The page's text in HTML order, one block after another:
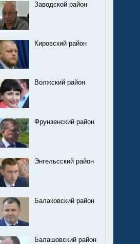
Заводской район
Кировский район
Волжский район
Фрунзенский район
Энгельсский район
Балаковский район
Балашовский район